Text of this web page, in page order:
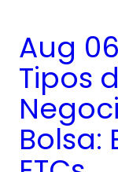
Aug
Tipos
Bolsa: